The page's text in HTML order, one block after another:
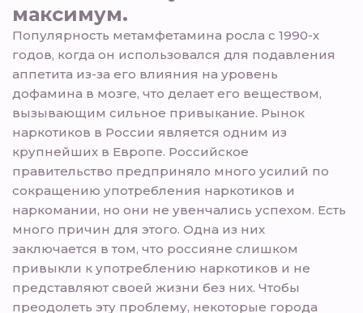
максимум.
Популярность метамфетамина росла с 1990-х
годов, когда он использовался для подавления
аппетита из-за его влияния на уровень
дофамина в мозге, что делает его веществом,
вызывающим сильное привыкание. Рынок
наркотиков в России является одним из
крупнейших в Европе. Российское
правительство предприняло много усилий по
сокращению употребления наркотиков и
наркомании, но они не увенчались успехом. Есть
много причин для этого. Одна из них
заключается в том, что россияне слишком
привыкли к употреблению наркотиков и не
представляют своей жизни без них. Чтобы
преодолеть эту проблему, некоторые города